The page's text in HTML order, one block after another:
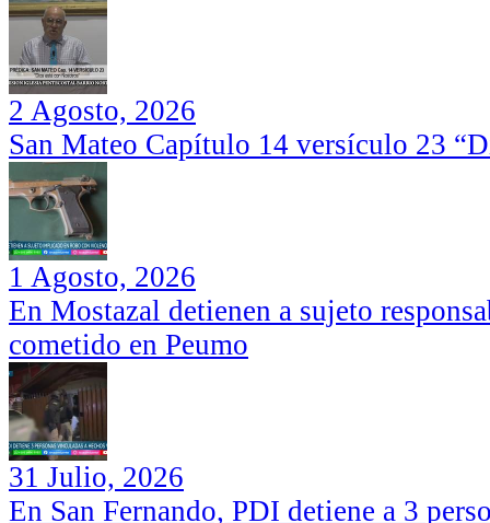
2 Agosto, 2026
San Mateo Capítulo 14 versículo 23
1 Agosto, 2026
En Mostazal detienen a sujeto
cometido en Peumo
31 Julio, 2026
En San Fernando, PDI detiene a 3